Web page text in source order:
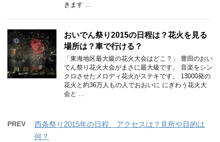
きます …
おいでん祭り2015の日程は？花火を見る
場所は？車で行ける？
「東海地区最大級の花火大会はどこ？」 豊田のおい
でん祭り花火大会がまさに最大級です。 音楽をシン
クロさせたメロディ花火がステキです。 13000発の
花火と約36万人もの人でおおいに にぎわう花火大
会と …
PREV
西条祭り2015年の日程、アクセスは？見所や目的は
何？